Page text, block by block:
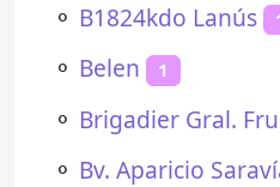
⚬ B1824kdo Lanús
⚬ Belen 1
⚬ Brigadier Gral.
⚬ Bv. Aparicio